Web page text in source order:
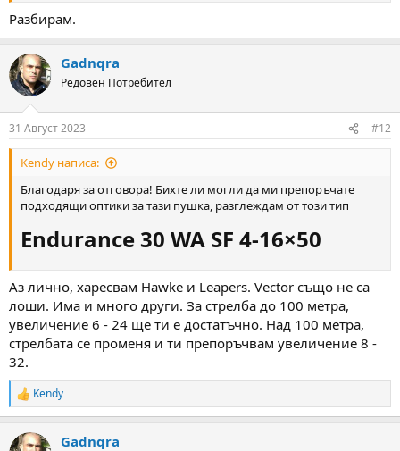
Разбирам.
Gadnqra
Редовен Потребител
31 Август 2023 #12
Kendy написа:
Благодаря за отговора! Бихте ли могли да ми препоръчате
подходящи оптики за тази пушка, разглеждам от този тип
Endurance 30 WA SF 4-16×50​
Аз лично, харесвам Hawke и Leapers. Vector също не са
лоши. Има и много други. За стрелба до 100 метра,
увеличение 6 - 24 ще ти е достатъчно. Над 100 метра,
стрелбата се променя и ти препоръчвам увеличение 8 -
32.
R
e
c
Kendy
Gadnqra